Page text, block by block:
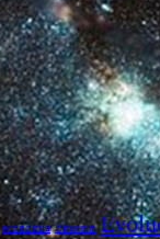
economía Einstein